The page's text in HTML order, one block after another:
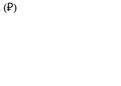
(₽)